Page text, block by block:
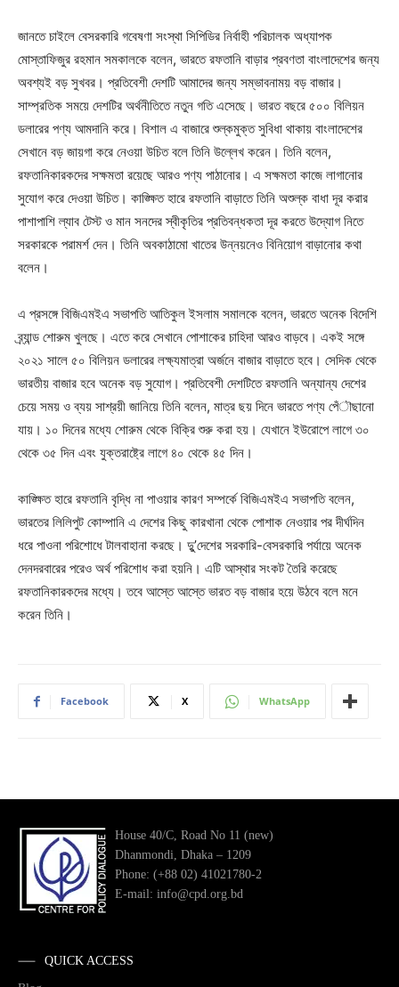
জানতে চাইলে বেসরকারি গবেষণা সংস্থা সিপিডির নির্বাহী পরিচালক অধ্যাপক
মোস্তাফিজুর রহমান সমকালকে বলেন, ভারতে রফতানি বাড়ার প্রবণতা বাংলাদেশের জন্য
অবশ্যই বড় সুখবর। প্রতিবেশী দেশটি আমাদের জন্য সম্ভাবনাময় বড় বাজার।
সাম্প্রতিক সময়ে দেশটির অর্থনীতিতে নতুন গতি এসেছে। ভারত বছরে ৫০০ বিলিয়ন
ডলারের পণ্য আমদানি করে। বিশাল এ বাজারে শুল্কমুক্ত সুবিধা থাকায় বাংলাদেশের
সেখানে বড় জায়গা করে নেওয়া উচিত বলে তিনি উল্লেখ করেন। তিনি বলেন,
রফতানিকারকদের সক্ষমতা রয়েছে আরও পণ্য পাঠানোর। এ সক্ষমতা কাজে লাগানোর
সুযোগ করে দেওয়া উচিত। কাঙ্ক্ষিত হারে রফতানি বাড়াতে তিনি অশুল্ক বাধা দূর করার
পাশাপাশি ল্যাব টেস্ট ও মান সনদের স্বীকৃতির প্রতিবন্ধকতা দূর করতে উদ্যোগ নিতে
সরকারকে পরামর্শ দেন। তিনি অবকাঠামো খাতের উন্নয়নেও বিনিয়োগ বাড়ানোর কথা
বলেন।
এ প্রসঙ্গে বিজিএমইএ সভাপতি আতিকুল ইসলাম সমালকে বলেন, ভারতে অনেক বিদেশি
ব্র্যান্ড শোরুম খুলছে। এতে করে সেখানে পোশাকের চাহিদা আরও বাড়বে। একই সঙ্গে
২০২১ সালে ৫০ বিলিয়ন ডলারের লক্ষ্যমাত্রা অর্জনে বাজার বাড়াতে হবে। সেদিক থেকে
ভারতীয় বাজার হবে অনেক বড় সুযোগ। প্রতিবেশী দেশটিতে রফতানি অন্যান্য দেশের
চেয়ে সময় ও ব্যয় সাশ্রয়ী জানিয়ে তিনি বলেন, মাত্র ছয় দিনে ভারতে পণ্য পেঁৗছানো
যায়। ১০ দিনের মধ্যে শোরুম থেকে বিক্রি শুরু করা হয়। যেখানে ইউরোপে লাগে ৩০
থেকে ৩৫ দিন এবং যুক্তরাষ্ট্রে লাগে ৪০ থেকে ৪৫ দিন।
কাঙ্ক্ষিত হারে রফতানি বৃদ্ধি না পাওয়ার কারণ সম্পর্কে বিজিএমইএ সভাপতি বলেন,
ভারতের লিলিপুট কোম্পানি এ দেশের কিছু কারখানা থেকে পোশাক নেওয়ার পর দীর্ঘদিন
ধরে পাওনা পরিশোধে টালবাহানা করছে। দুু’দেশের সরকারি-বেসরকারি পর্যায়ে অনেক
দেনদরবারের পরেও অর্থ পরিশোধ করা হয়নি। এটি আস্থার সংকট তৈরি করেছে
রফতানিকারকদের মধ্যে। তবে আস্তে আস্তে ভারত বড় বাজার হয়ে উঠবে বলে মনে
করেন তিনি।
Facebook X WhatsApp
House 40/C, Road No 11 (new)
Dhanmondi, Dhaka – 1209
Phone: (+88 02) 41021780-2
E-mail: info@cpd.org.bd
QUICK ACCESS